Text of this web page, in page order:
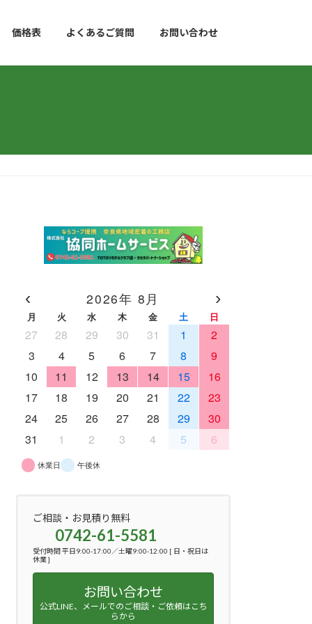
価格表 よくあるご質問 お問い合わせ
‹ 2026年 8月 ›
月 火 水 木 金 土 日
27 28 29 30 31 1
2
3
4 5 6 7 8
9
10
11 12 13 14 15
16
17
18 19 20 21 22
23
24
25 26 27 28 29
30
31
1 2 3 4 5 6
休業日 午後休
ご相談・お見積り無料
0742-61-5581
受付時間 平日9:00-17:00／土曜9:00-12:00 [ 日・祝日は
休業 ]
お問い合わせ
公式LINE、メールでのご相談・ご依頼はこち
らから